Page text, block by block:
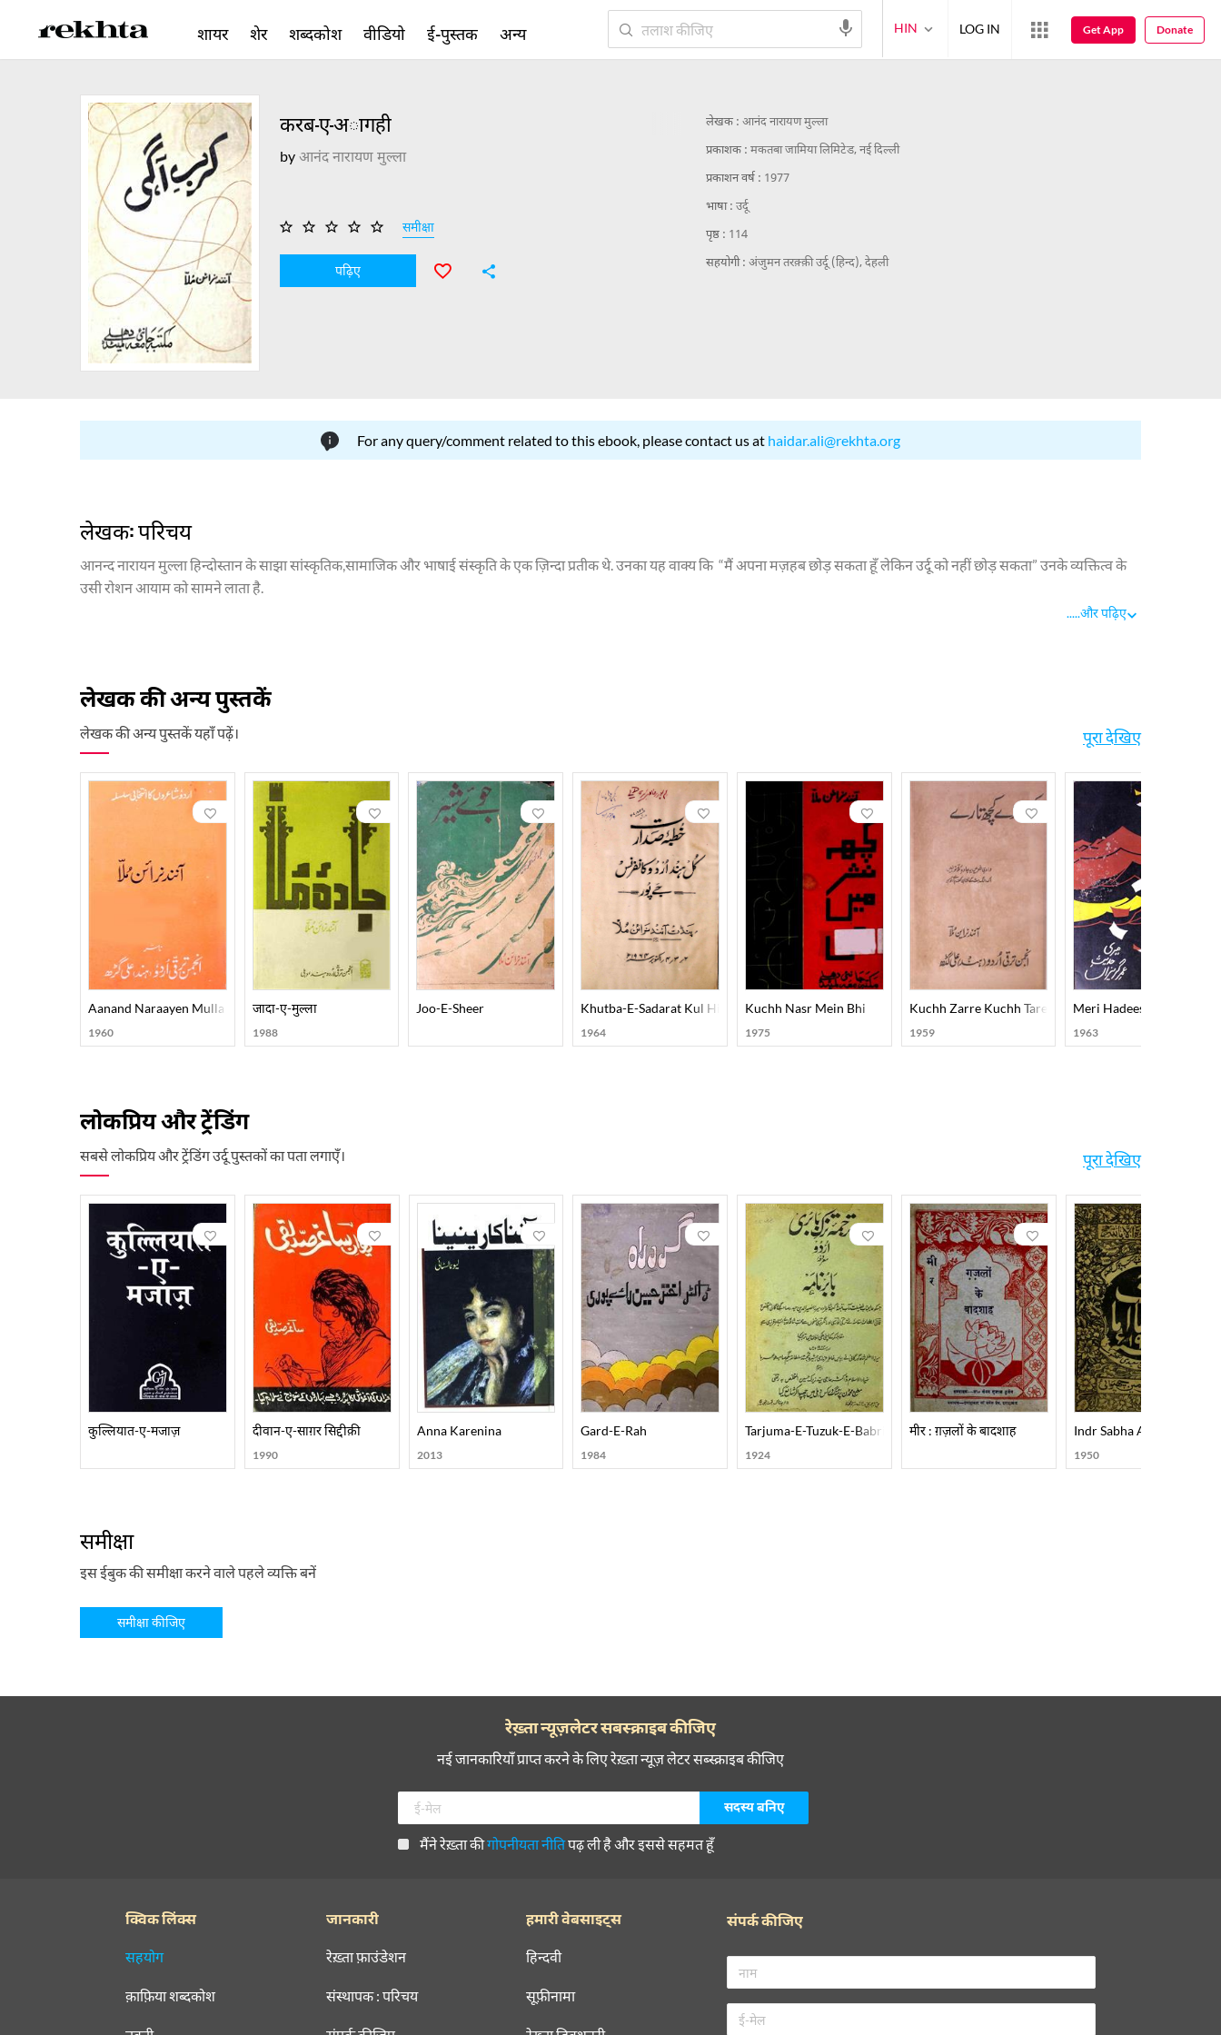
करब-ए-अागही
byआनंद नारायण मुल्ला
समीक्षा
पढ़िए
लेखक : आनंद नारायण मुल्ला
प्रकाशक : मकतबा जामिया लिमिटेड, नई दिल्ली
प्रकाशन वर्ष : 1977
भाषा : उर्दू
पृष्ठ : 114
सहयोगी : अंजुमन तरक़्क़ी उर्दू (हिन्द), देहली
For any query/comment related to this ebook, please contact us at haidar.ali@rekhta.org
लेखक: परिचय
आनन्द नारायन मुल्ला हिन्दोस्तान के साझा सांस्कृतिक,सामाजिक और भाषाई संस्कृति के एक ज़िन्दा प्रतीक थे. उनका यह वाक्य कि “मैं अपना मज़हब छोड़ सकता हूँ लेकिन उर्दू को नहीं छोड़ सकता” उनके व्यक्तित्व के
उसी रोशन आयाम को सामने लाता है.
मुल्ला मूल कश्मीरी थे लेकिन उनके बुज़ुर्ग पंडित कालिदास मुल्ला लखनऊ आकर बस गये थे और यहीँ पंडित जगत नारायन मुल्ला के यहाँ 26 अक्टूबर 1901 को आनन्द नारायन मुल्ला की पैदाइश हुई. मुल्ला की
मुल्ला ने आरम्भ में अंग्रेज़ी में शायरी की,अंग्रेज़ी अदब का छात्र होने की वजह से उ नकी नज़र अंग्रेज़ी साहित्य पर बहुत गहरी थी लेकिन वह धीरे धीरे उर्दू की तरफ़ आ गये,फिर लखनऊ के शेरी व अदबी माहौल ने भी उनकी
शायराना शख्सियत को निखारने में और शिखर तक पहुँचाने में अहम भूमिका निभाई. शायरी में मुल्ला का नज़रिया बहुत साकारात्मक और सदाचारी था. इक़बाल के प्रभाव ने उसे और स्थाई किया. समाज को श्रेष्ठ बनाने के
इस संघर्ष में मुल्ला अपनी शायरी, नस्र और व्यवहारिक जीवन के साथ शामिल थे. जुए शेर,कुछ ज़र्रे कुछ तारे, मेरी हदीसे उम्र गुरेज़ाँ, करबे आगही, जादहे मुल्ला. उनके काव्य संग्रह हैं. उन्होंने नेहरू के आलेखों के अनुवाद भी
किये. मुल्ला को उनकी साहित्यिक और सामाजिक सेवाओं के लिए कई पुरस्कारों और सम्मानों से भी नवाज़ा गया.
12 जून 1997 को दिल्ली में मुल्ला का देहावसान हुआ.
.....और पढ़िए
लेखक की अन्य पुस्तकें
लेखक की अन्य पुस्तकें यहाँ पढ़ें। पूरा देखिए
Aanand Naraayen Mulla
1960
जादा-ए-मुल्ला
1988
Joo-E-Sheer Khutba-E-Sadarat Kul Hind Urdu Conference Jaipur
1964
Kuchh Nasr Mein Bhi
1975
Kuchh Zarre Kuchh Tare
1959
Meri Hadees-E-Umr-E-
1963
लोकप्रिय और ट्रेंडिंग
सबसे लोकप्रिय और ट्रेंडिंग उर्दू पुस्तकों का पता लगाएँ। पूरा देखिए
कुल्लियात-ए-मजाज़ दीवान-ए-साग़र सिद्दीक़ी
1990
Anna Karenina
2013
Gard-E-Rah
1984
Tarjuma-E-Tuzuk-E-Babri Urdu
1924
मीर : ग़ज़लों के बादशाह Indr Sabha Amanat
1950
समीक्षा
इस ईबुक की समीक्षा करने वाले पहले व्यक्ति बनें
समीक्षा कीजिए
शायर शेर शब्दकोश वीडियो ई-पुस्तक अन्य HIN LOG IN Get App Donate
रेख़्ता न्यूज़लेटर सबस्क्राइब कीजिए
नई जानकारियाँ प्राप्त करने के लिए रेख़्ता न्यूज़ लेटर सब्स्क्राइब कीजिए
मैंने रेख़्ता कीगोपनीयता नीतिपढ़ ली है और इससे सहमत हूँ
क्विक लिंक्स
सहयोग
क़ाफ़िया शब्दकोश
जानकारी
रेख़्ता फ़ाउंडेशन
संस्थापक : परिचय
हमारी वेबसाइट्स
हिन्दवी
सूफ़ीनामा
संपर्क कीजिए